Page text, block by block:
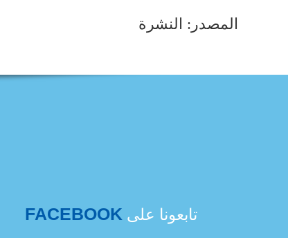
المصدر: النشرة
تابعونا على FACEBOOK